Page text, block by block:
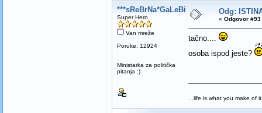
***sReBrNa*GaLeBiCa***
Super Hero
Van mreže
Poruke: 12924
Ministarka za politička
pitanja :)
Odg:
« Odgovor
tačno....
osoba ispod jeste?
...life is what you make of